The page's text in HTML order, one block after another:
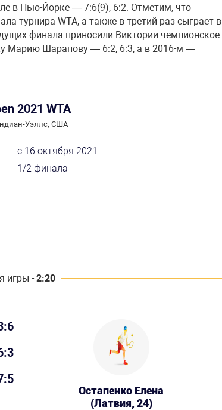
в Нью-Йорке — 7:6(9), 6:2. Отметим, что
турнира WTA, а также в третий раз сыграет в
финала приносили Виктории чемпионское
Марию Шарапову — 6:2, 6:3, а в 2016-м —
2021 WTA
Уэллс, США
с 16 октября 2021
1/2 финала
игры - 2:20
Остапенко Елена
(Латвия, 24)